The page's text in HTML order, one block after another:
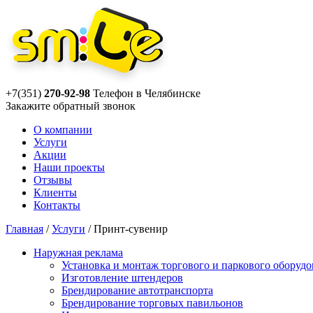
+7(351) 270-92-98 Телефон в Челябинске
Закажите обратный звонок
О компании
Услуги
Акции
Наши проекты
Отзывы
Клиенты
Контакты
Главная /Услуги /Принт-сувенир
Наружная реклама
Установка и монтаж торгового и паркового
Изготовление штендеров
Брендирование автотранспорта
Брендирование торговых павильонов